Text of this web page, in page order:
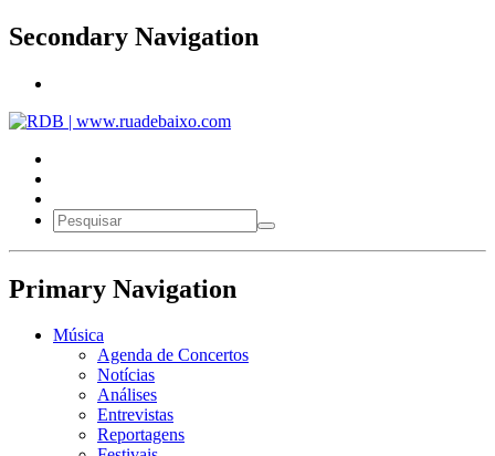
Secondary Navigation
Primary Navigation
Música
Agenda de Concertos
Notícias
Análises
Entrevistas
Reportagens